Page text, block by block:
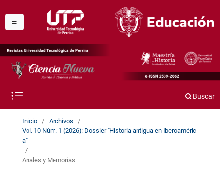
Buscar
Inicio / Archivos
/
Vol. 10 Núm. 1 (2026): Dossier "Historia antigua en Iberoaméric
a"
/
Anales y Memorias